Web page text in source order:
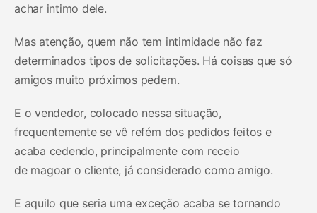
achar intimo dele.
Mas atenção, quem não tem intimidade não faz
determinados tipos de solicitações. Há coisas que só
amigos muito próximos pedem.
E o vendedor, colocado nessa situação,
frequentemente se vê refém dos pedidos feitos e
acaba cedendo, principalmente com receio
de magoar o cliente, já considerado como amigo.
E aquilo que seria uma exceção acaba se tornando